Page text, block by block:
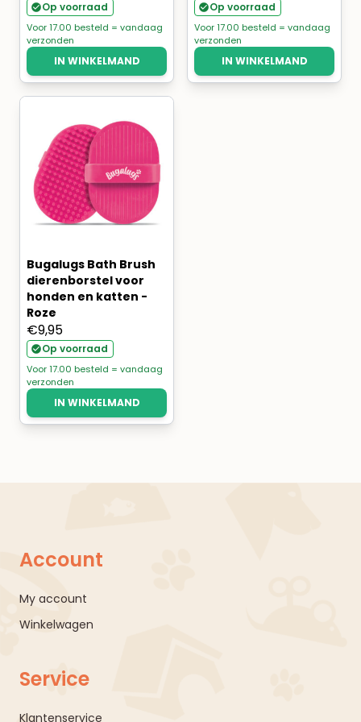
Op voorraad
Voor 17.00 besteld = vandaag
verzonden
IN WINKELMAND
Op voorraad
Voor 17.00 besteld = vandaag
verzonden
IN WINKELMAND
Bugalugs Bath Brush
dierenborstel voor
honden en katten -
Roze
€9,95
Op voorraad
Voor 17.00 besteld = vandaag
verzonden
IN WINKELMAND
Account
My account
Winkelwagen
Service
Klantenservice